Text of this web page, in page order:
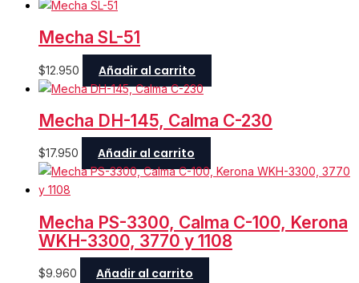
Mecha SL-51
$12.950 Añadir al carrito
Mecha DH-145, Calma C-230
$17.950 Añadir al carrito
Mecha PS-3300, Calma C-100, Kerona
WKH-3300, 3770 y 1108
$9.960 Añadir al carrito